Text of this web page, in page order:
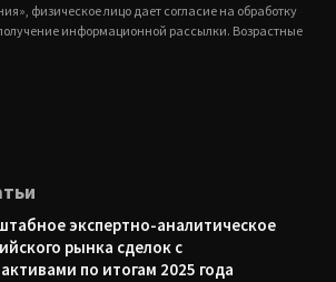
физическое лицо дает согласие на обработку
информационной рассылки. Возрастные
экспертно-аналитическое
рынка сделок с
по итогам 2025 года